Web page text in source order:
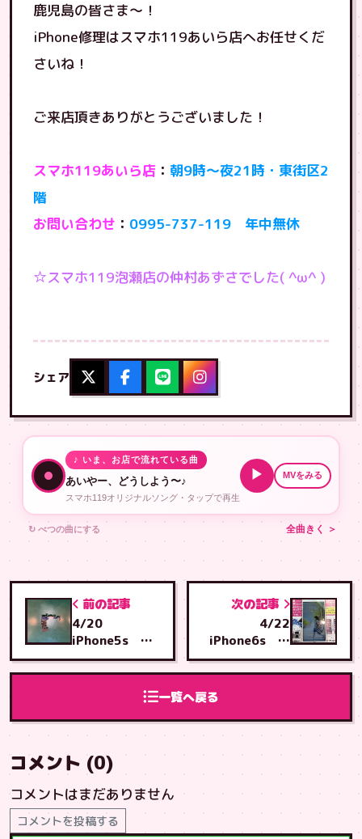
鹿児島の皆さま〜！
iPhone修理はスマホ119あいら店へお任せくだ
さいね！
ご来店頂きありがとうございました！
スマホ119あいら店 ： 朝9時〜夜21時・東街区2
階
お問い合わせ ： 0995-737-119 年中無休
☆スマホ119泡瀬店の仲村あずさでした( ^ω^ )
シェア
♪ いま、お店で流れている曲
あいやー、どうしよう〜♪
スマホ119オリジナルソング・タップで再生
▶ MVをみる
↻ べつの曲にする 全曲きく ＞
前の記事
4/20
iPhone5s 画
面交換 千葉県
から あいら店へ
一覧へ戻る
次の記事
4/22
iPhone6s 画
面交換 あいら
店へご来店
コメント (0)
コメントはまだありません
コメントを投稿する